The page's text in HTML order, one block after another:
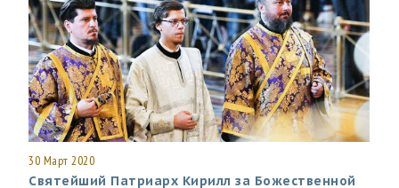
30 Март 2020
Святейший Патриарх Кирилл за Божественной